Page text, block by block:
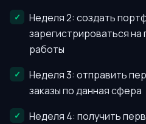
Неделя 2: создать
зарегистрироваться
работы
Неделя 3: отправить
заказы по данная сфера
Неделя 4: получить